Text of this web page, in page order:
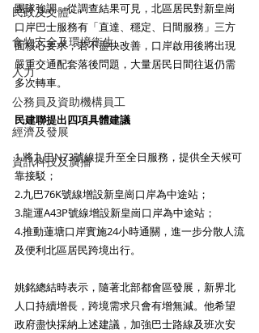
民政及文體
食物安全及環境衛生
人力
公務員及資助機構員工
經濟及發展
資訊科技及廣播
團隊強調，從調查結果可見，北區居民對新皇崗
口岸巴士服務有「直達、穩定、日間服務」三方
面核心要求，若不盡快改善，口岸啟用後將出現
嚴重交通配套落後問題，大量居民日間往返仍需
多次轉車。
民建聯提出四項具體建議
1.將九巴N73號線提升至全日服務，提供全天候可
靠接駁；
2.九巴76K號線增設新皇崗口岸為中途站；
3.龍運A43P號線增設新皇崗口岸為中途站；
4.推動蓮塘口岸實施24小時通關，進一步分散人流
及便利北區居民跨境出行。
姚銘總結時表示，隨著北部都會區發展，新界北
人口持續增長，跨境需求只會有增無減。他希望
政府盡快採納上述建議，加強巴士路線及班次安